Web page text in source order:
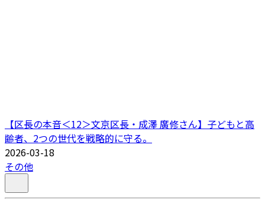
【区長の本音＜12＞文京区長・成澤 廣修さん】子どもと高
齢者、2つの世代を戦略的に守る。
2026-03-18
その他